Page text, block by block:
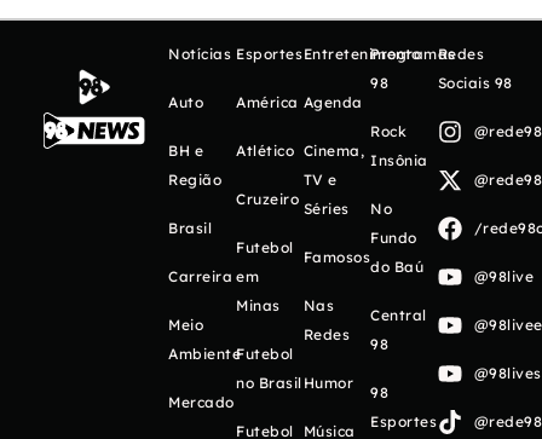
Notícias
Auto
BH e
Região
Brasil
Carreira
Meio
Ambiente
Mercado
Esportes
América
Atlético
Cruzeiro
Futebol
em
Minas
Futebol
no Brasil
Futebol
Entretenimento
Agenda
Cinema,
TV e
Séries
Famosos
Nas
Redes
Humor
Música
Programas
98
Rock
Insônia
No
Fundo
do Baú
Central
98
98
Esportes
Redes
Sociais 98
/
@98live